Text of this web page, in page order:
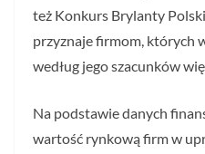
też Konkurs Brylanty
przyznaje firmom, których
według jego szacunków
Na podstawie danych
wartość rynkową firm w